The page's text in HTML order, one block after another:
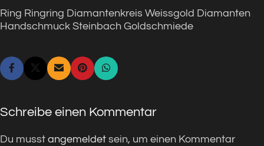
Ring Ringring Diamantenkreis Weissgold Diamanten
Handschmuck Steinbach Goldschmiede
Schreibe einen Kommentar
Du musst angemeldet sein, um einen Kommentar